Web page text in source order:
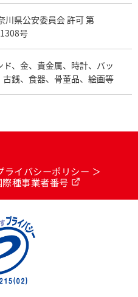
川県公安委員会 許可 第
号
ド、金、貴金属、時計、バッ
古銭、食器、骨董品、絵画等
ライバシーポリシー
種事業者番号